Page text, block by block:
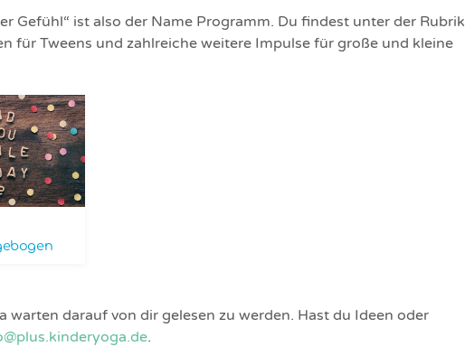
Gefühl“ ist also der Name Programm. Du findest unter der Rubrik
für Tweens und zahlreiche weitere Impulse für große und kleine
warten darauf von dir gelesen zu werden. Hast du Ideen oder
.